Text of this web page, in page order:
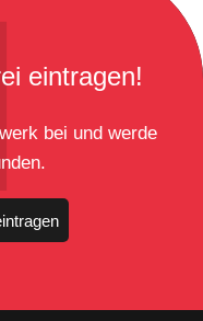
eintragen!
bei und werde